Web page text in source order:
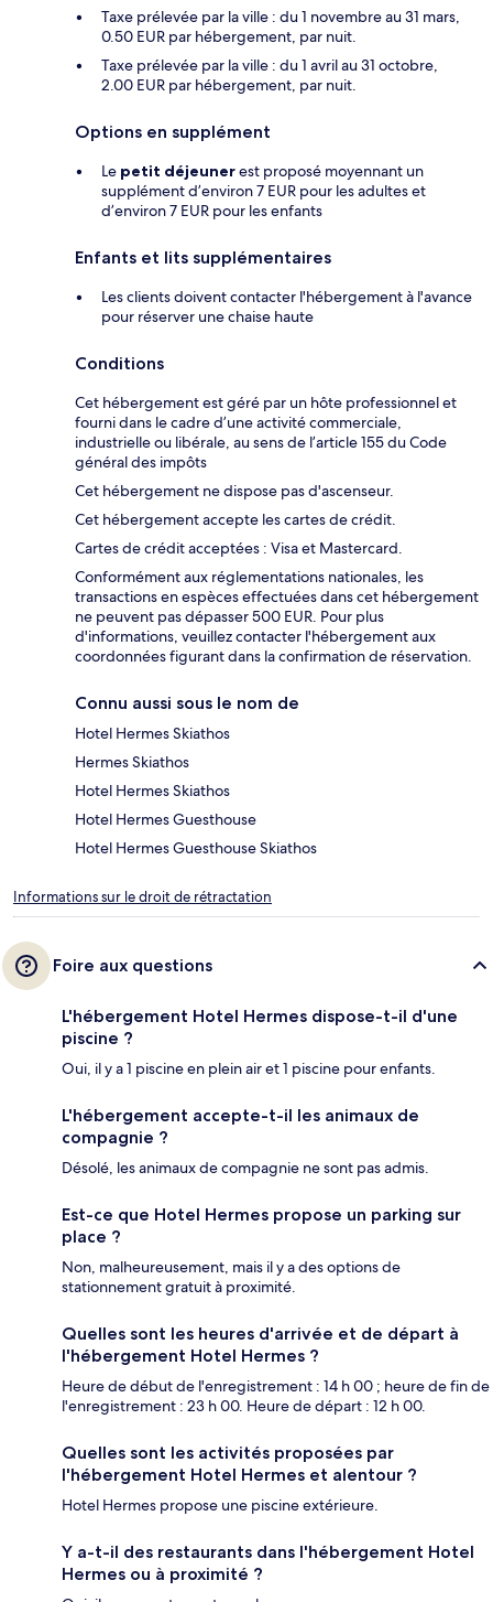
Taxe prélevée par la ville : du 1 novembre au 31 mars,
0.50 EUR par hébergement, par nuit.
Taxe prélevée par la ville : du 1 avril au 31 octobre,
2.00 EUR par hébergement, par nuit.
Options en supplément
Le petit déjeunerest proposé moyennant un
supplément d’environ 7 EUR pour les adultes et
d’environ 7 EUR pour les enfants
Enfants et lits supplémentaires
Les clients doivent contacter l'hébergement à l'avance
pour réserver une chaise haute
Conditions
Cet hébergement est géré par un hôte professionnel et
fourni dans le cadre d’une activité commerciale,
industrielle ou libérale, au sens de l’article 155 du Code
général des impôts
Cet hébergement ne dispose pas d'ascenseur.
Cet hébergement accepte les cartes de crédit.
Cartes de crédit acceptées : Visa et Mastercard.
Conformément aux réglementations nationales, les
transactions en espèces effectuées dans cet hébergement
ne peuvent pas dépasser 500 EUR. Pour plus
d'informations, veuillez contacter l'hébergement aux
coordonnées figurant dans la confirmation de réservation.
Connu aussi sous le nom de
Hotel Hermes Skiathos
Hermes Skiathos
Hotel Hermes Skiathos
Hotel Hermes Guesthouse
Hotel Hermes Guesthouse Skiathos
Informations sur le droit de rétractation
Foire aux questions
L'hébergement Hotel Hermes dispose-t-il d'une
piscine ?
Oui, il y a 1 piscine en plein air et 1 piscine pour enfants.
L'hébergement accepte-t-il les animaux de
compagnie ?
Désolé, les animaux de compagnie ne sont pas admis.
Est-ce que Hotel Hermes propose un parking sur
place ?
Non, malheureusement, mais il y a des options de
stationnement gratuit à proximité.
Quelles sont les heures d'arrivée et de départ à
l'hébergement Hotel Hermes ?
Heure de début de l'enregistrement : 14 h 00 ; heure de fin de
l'enregistrement : 23 h 00. Heure de départ : 12 h 00.
Quelles sont les activités proposées par
l'hébergement Hotel Hermes et alentour ?
Hotel Hermes propose une piscine extérieure.
Y a-t-il des restaurants dans l'hébergement Hotel
Hermes ou à proximité ?